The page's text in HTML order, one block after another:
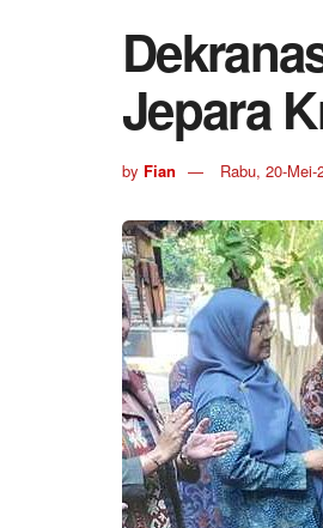
Jepara
by Fian Rabu, 20-Mei-